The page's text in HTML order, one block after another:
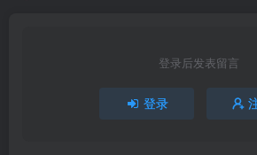
登录后发表留言
登录